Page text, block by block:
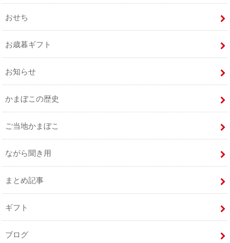
おせち
お歳暮ギフト
お知らせ
かまぼこの歴史
ご当地かまぼこ
ながら聞き用
まとめ記事
ギフト
ブログ